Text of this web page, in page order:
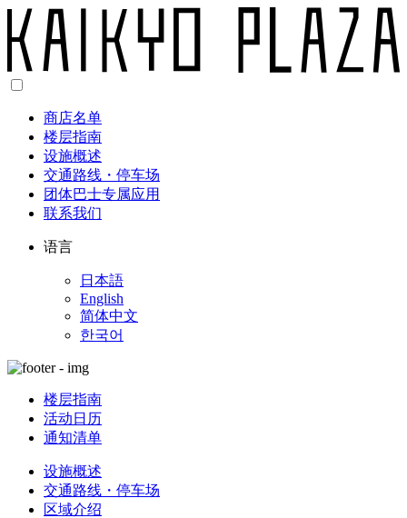
商店名单
楼层指南
设施概述
交通路线・停车场
团体巴士专属应用
联系我们
语言
日本語
English
简体中文
한국어
楼层指南
活动日历
通知清单
设施概述
交通路线・停车场
区域介绍